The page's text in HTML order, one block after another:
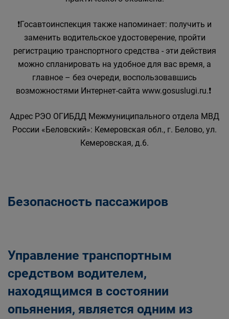
❗Госавтоинспекция также напоминает: получить и
заменить водительское удостоверение, пройти
регистрацию транспортного средства - эти действия
можно спланировать на удобное для вас время, а
главное – без очереди, воспользовавшись
возможностями Интернет-сайта www.gosuslugi.ru.❗
Адрес РЭО ОГИБДД Межмуниципального отдела МВД
России «Беловский»: Кемеровская обл., г. Белово, ул.
Кемеровская, д.6.
Безопасность пассажиров
Управление транспортным
средством водителем,
находящимся в состоянии
опьянения, является одним из